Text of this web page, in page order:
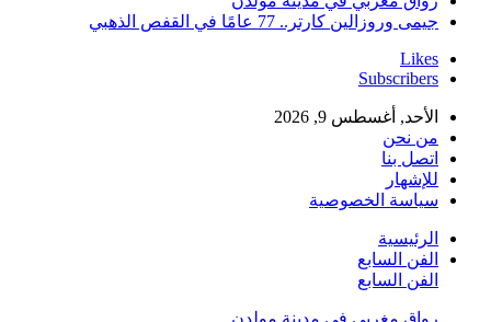
جيمى وروزالين كارتر.. 77 عامًا في القفص الذهبي
Likes
Subscribers
الأحد, أغسطس 9, 2026
من نحن
اتصل بنا
للإشهار
سياسة الخصوصية
الرئيسية
الفن السابع
الفن السابع
رواق مغربي في مدينة مولدن